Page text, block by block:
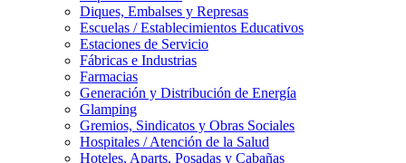
Diques, Embalses y Represas
Escuelas / Establecimientos Educativos
Estaciones de Servicio
Fábricas e Industrias
Farmacias
Generación y Distribución de Energía
Glamping
Gremios, Sindicatos y Obras Sociales
Hospitales / Atención de la Salud
Hoteles, Aparts, Posadas y Cabañas